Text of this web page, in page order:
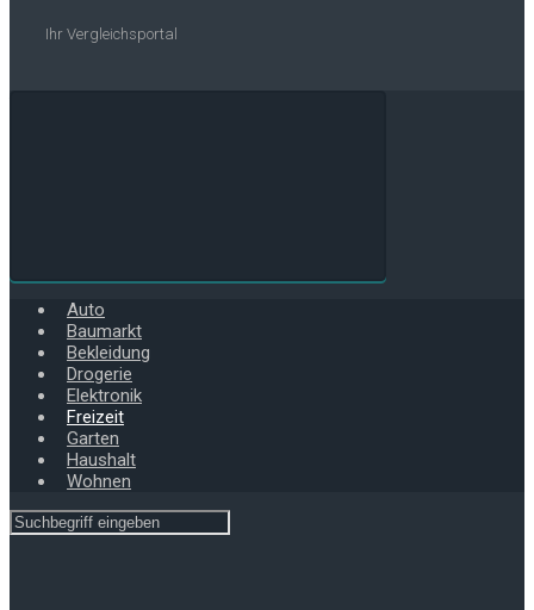
Ihr Vergleichsportal
Auto
Baumarkt
Bekleidung
Drogerie
Elektronik
Freizeit
Garten
Haushalt
Wohnen